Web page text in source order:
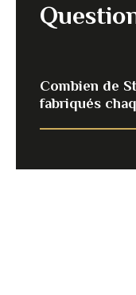
Combien de
fabriqués
pianos